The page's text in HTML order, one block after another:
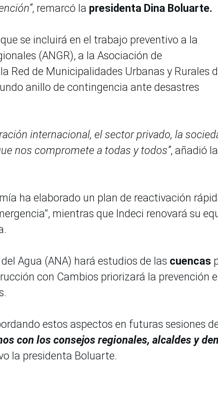
, remarcó la presidenta Dina Boluarte.
se incluirá en el trabajo preventivo a la
(ANGR), a la Asociación de
Red de Municipalidades Urbanas y Rurales
anillo de contingencia ante desastres
internacional, el sector privado, la
nos compromete a todas y todos”, añadió la
ha elaborado un plan de reactivación
mientras que Indeci renovará su
Agua (ANA) hará estudios de las cuencas
con Cambios priorizará la prevención
estos aspectos en futuras sesiones
con los consejos regionales, alcaldes y
la presidenta Boluarte.